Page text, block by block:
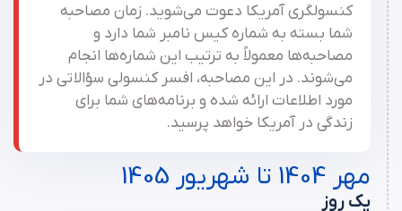
کنسولگری آمریکا دعوت می‌شوید. زمان مصاحبه
شما بسته به شماره کیس نامبر شما دارد و
مصاحبه‌ها معمولاً به ترتیب این شماره‌ها انجام
می‌شوند. در این مصاحبه، افسر کنسولی سؤالاتی در
مورد اطلاعات ارائه شده و برنامه‌های شما برای
زندگی در آمریکا خواهد پرسید.
مهر 1404 تا شهریور 1405
یک روز